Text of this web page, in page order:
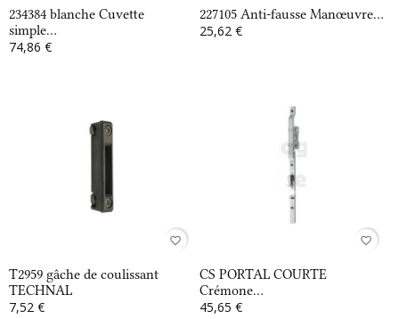
234384 blanche Cuvette
simple...
74,86 €
227105 Anti-fausse Manœuvre...
25,62 €
favorite_border
T2959 gâche de coulissant
TECHNAL
7,52 €
favorite_border
CS PORTAL COURTE
Crémone...
45,65 €